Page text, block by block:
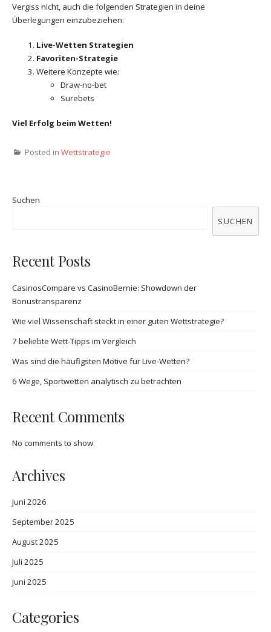
Vergiss nicht, auch die folgenden Strategien in deine
Überlegungen einzubeziehen:
Live-Wetten Strategien
Favoriten-Strategie
Weitere Konzepte wie:
Draw-no-bet
Surebets
Viel Erfolg beim Wetten!
Posted in Wettstrategie
Suchen
SUCHEN
Recent Posts
CasinosCompare vs CasinoBernie: Showdown der
Bonustransparenz
Wie viel Wissenschaft steckt in einer guten Wettstrategie?
7 beliebte Wett-Tipps im Vergleich
Was sind die häufigsten Motive für Live-Wetten?
6 Wege, Sportwetten analytisch zu betrachten
Recent Comments
No comments to show.
Archives
Juni 2026
September 2025
August 2025
Juli 2025
Juni 2025
Categories